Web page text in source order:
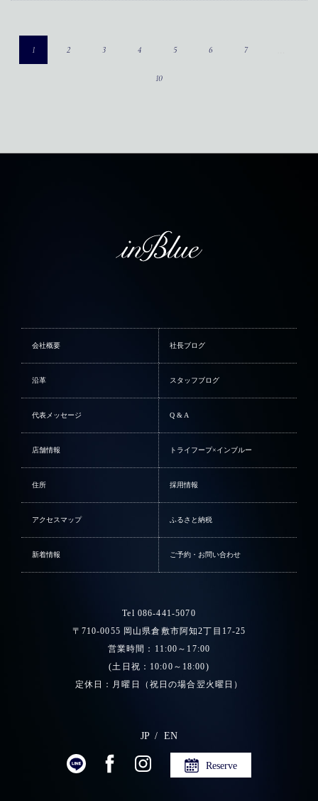
1 2 3 4 5 6 7
10
会社概要 社長ブログ
沿革 スタッフブログ
代表メッセージ Q & A
店舗情報 トライフープ×インブルー
住所 採用情報
アクセスマップ ふるさと納税
新着情報 ご予約・お問い合わせ
Tel 086-441-5070
〒710-0055 岡山県倉敷市阿知2丁目17-25
営業時間：11:00～17:00
(土日祝：10:00～18:00)
定休日：月曜日（祝日の場合翌火曜日）
JP EN
Reserve